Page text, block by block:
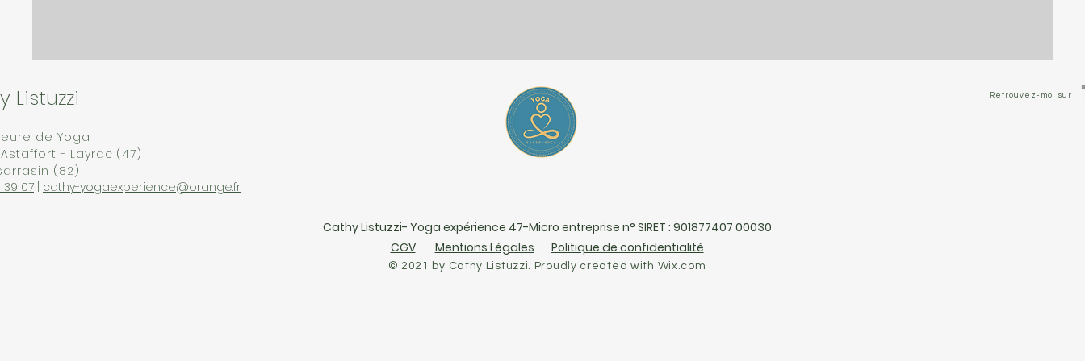
Listuzzi
- Layrac (47)
de Yoga
Retrouvez-moi sur
(82)
39 07 cathy-yogaexperience@orange.fr
Cathy Listuzzi- Yoga expérience 47-Micro entreprise n° SIRET : 901877407 00030
CGV
Mentions Légales Politique de confidentialité
© 2021 by Cathy Listuzzi. Proudly created with Wix.com